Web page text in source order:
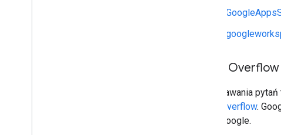
r/
r/
Stack Overflow
Do zadawania
Stack Overflow.
konta Google.